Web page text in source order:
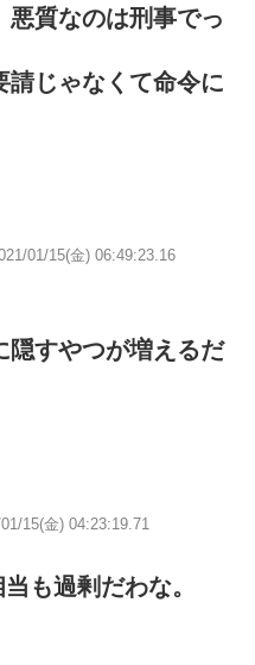
悪質なのは刑事でっ
請じゃなくて命令に
01/15(金) 06:49:23.16
隠すやつが増えるだ
15(金) 04:23:19.71
も過剰だわな。